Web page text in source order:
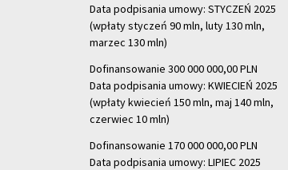
Data podpisania umowy: STYCZEŃ 2025
(wpłaty styczeń 90 mln, luty 130 mln,
marzec 130 mln)
Dofinansowanie 300 000 000,00 PLN
Data podpisania umowy: KWIECIEŃ 2025
(wpłaty kwiecień 150 mln, maj 140 mln,
czerwiec 10 mln)
Dofinansowanie 170 000 000,00 PLN
Data podpisania umowy: LIPIEC 2025